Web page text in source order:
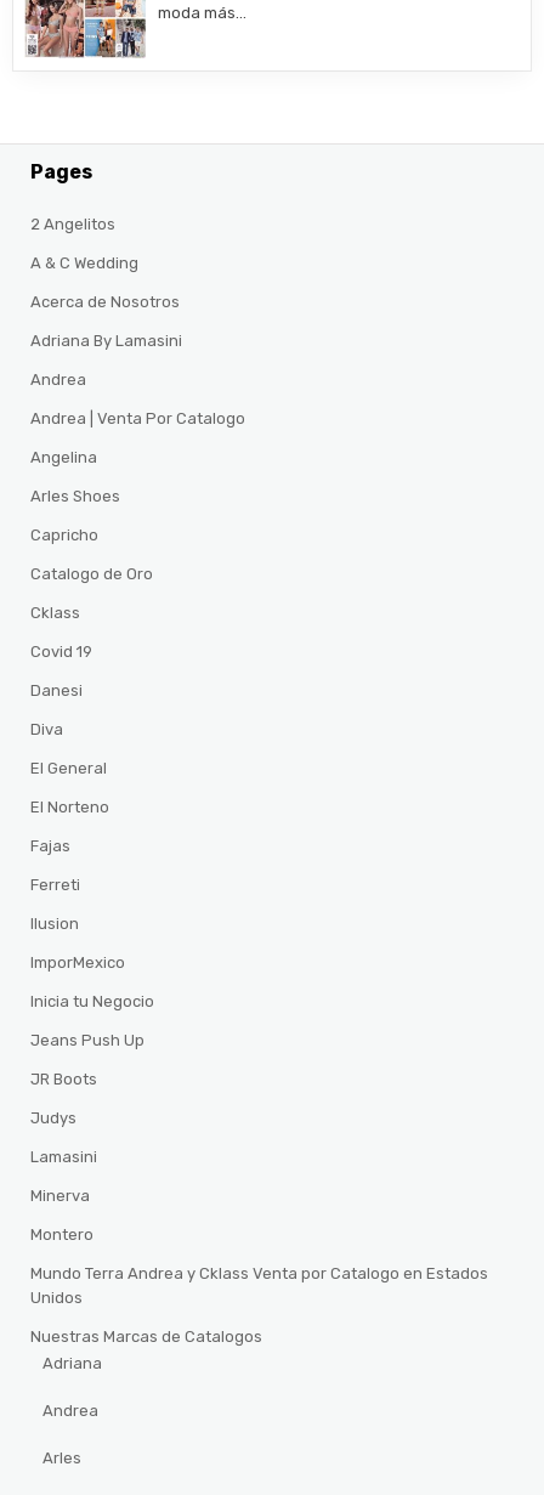
moda más…
Pages
2 Angelitos
A & C Wedding
Acerca de Nosotros
Adriana By Lamasini
Andrea
Andrea | Venta Por Catalogo
Angelina
Arles Shoes
Capricho
Catalogo de Oro
Cklass
Covid 19
Danesi
Diva
El General
El Norteno
Fajas
Ferreti
Ilusion
ImporMexico
Inicia tu Negocio
Jeans Push Up
JR Boots
Judys
Lamasini
Minerva
Montero
Mundo Terra Andrea y Cklass Venta por Catalogo en Estados
Unidos
Nuestras Marcas de Catalogos
Adriana
Andrea
Arles